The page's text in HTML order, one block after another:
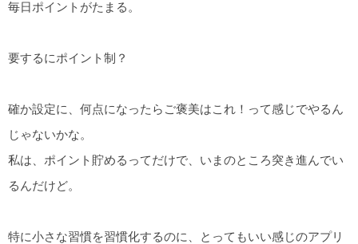
毎日ポイントがたまる。
要するにポイント制？
確か設定に、何点になったらご褒美はこれ！って感じでやるん
じゃないかな。
私は、ポイント貯めるってだけで、いまのところ突き進んでい
るんだけど。
特に小さな習慣を習慣化するのに、とってもいい感じのアプリ